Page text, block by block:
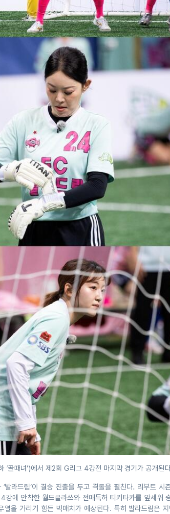
‘골때녀’)에서 제2회 G리그 4강전 마지막 경기가 공개된
‘발라드림’이 결승 진출을 두고 격돌을 펼친다. 리부트 시
강에 안착한 월드클라쓰와 전매특허 티키타카를 앞세워
열을 가리기 힘든 빅매치가 예상된다. 특히 발라드림은